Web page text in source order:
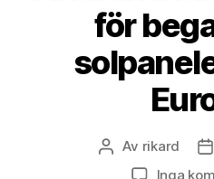
för
Inläggsförfattare
Av rikard
Inga